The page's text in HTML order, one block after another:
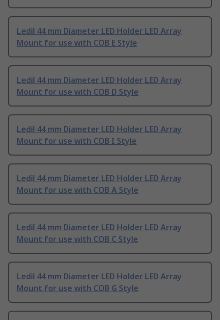
Ledil 44 mm Diameter LED Holder LED Array
Mount for use with COB E Style
Ledil 44 mm Diameter LED Holder LED Array
Mount for use with COB D Style
Ledil 44 mm Diameter LED Holder LED Array
Mount for use with COB I Style
Ledil 44 mm Diameter LED Holder LED Array
Mount for use with COB A Style
Ledil 44 mm Diameter LED Holder LED Array
Mount for use with COB C Style
Ledil 44 mm Diameter LED Holder LED Array
Mount for use with COB G Style